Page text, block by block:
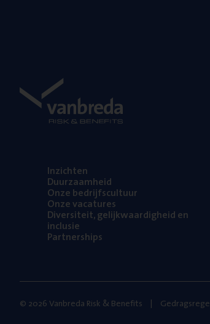
Inzich­ten
Duur­zaam­heid
Onze bedrijfs­cul­tuur
Onze vaca­tu­res
Diver­si­teit, gelijk­waar­dig­heid en
inclusie
Part­ner­ships
© 2026 Vanbreda Risk & Benefits